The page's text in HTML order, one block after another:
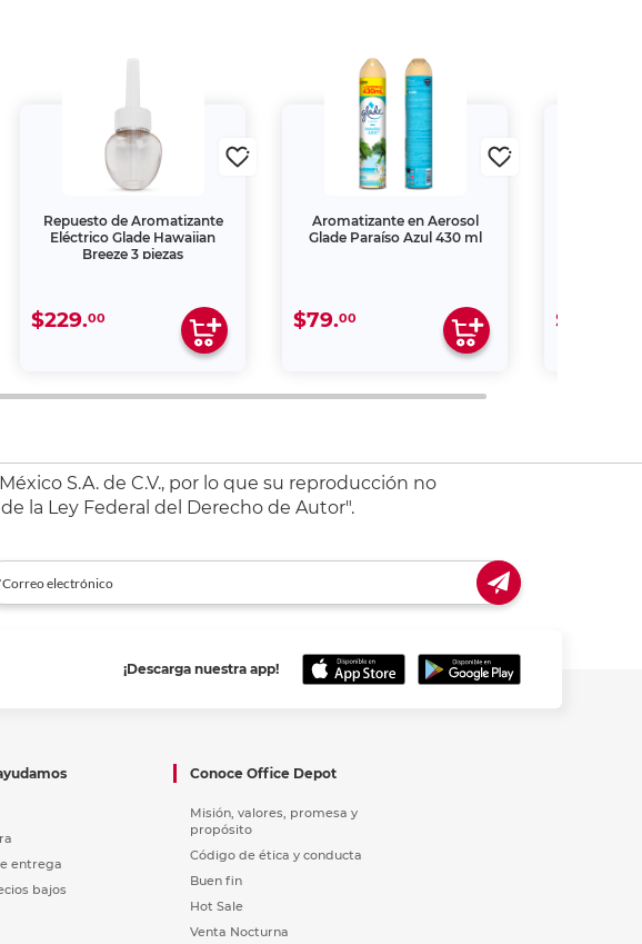
Repuesto de Aromatizante
Eléctrico Glade Hawaiian
Breeze 3 piezas
$229.00
Aromatizante en Aerosol
Glade Paraíso Azul 430 ml
$79.00 $49.
S.A. de C.V., por lo que su reproducción no
la Ley Federal del Derecho de Autor".
¡Descarga nuestra app!
entrega
bajos
Conoce Office Depot
Misión, valores, promesa y
propósito
Código de ética y conducta
Buen fin
Hot Sale
Venta Nocturna